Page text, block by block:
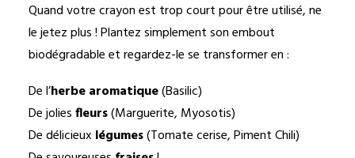
Quand votre crayon est trop court pour être utilisé, ne
le jetez plus ! Plantez simplement son embout
biodégradable et regardez-le se transformer en :
De l’herbe aromatique(Basilic)
De joliesfleurs(Marguerite, Myosotis)
De délicieux légumes(Tomate cerise, Piment Chili)